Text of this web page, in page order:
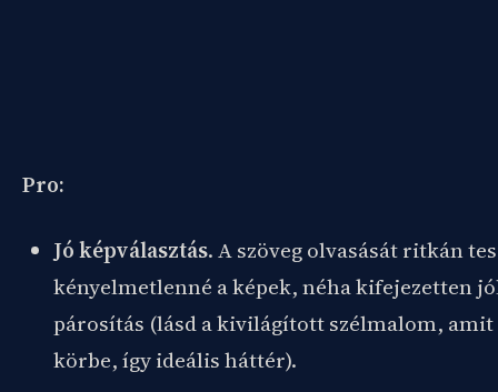
Pro:
Jó képválasztás. A szöveg olvasását ritkán
kényelmetlenné a képek, néha kifejezetten
párosítás (lásd a kivilágított szélmalom, amit
körbe, így ideális háttér).